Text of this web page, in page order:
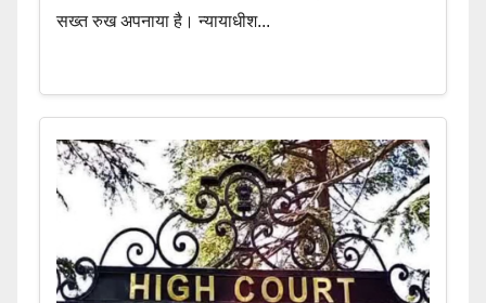
सख्त रुख अपनाया है। न्यायाधीश...